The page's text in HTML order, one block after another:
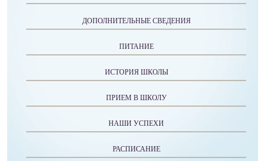
ДОПОЛНИТЕЛЬНЫЕ СВЕДЕНИЯ
ПИТАНИЕ
ИСТОРИЯ ШКОЛЫ
ПРИЕМ В ШКОЛУ
НАШИ УСПЕХИ
РАСПИСАНИЕ